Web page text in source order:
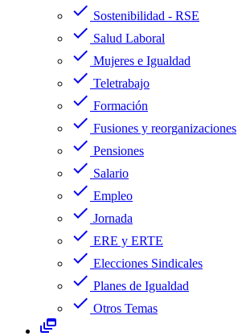
check Sostenibilidad - RSE
check Salud Laboral
check Mujeres e Igualdad
check Teletrabajo
check Formación
check Fusiones y reorganizaciones
check Pensiones
check Salario
check Empleo
check Jornada
check ERE y ERTE
check Elecciones Sindicales
check Planes de Igualdad
check Otros Temas
dynamic_feed